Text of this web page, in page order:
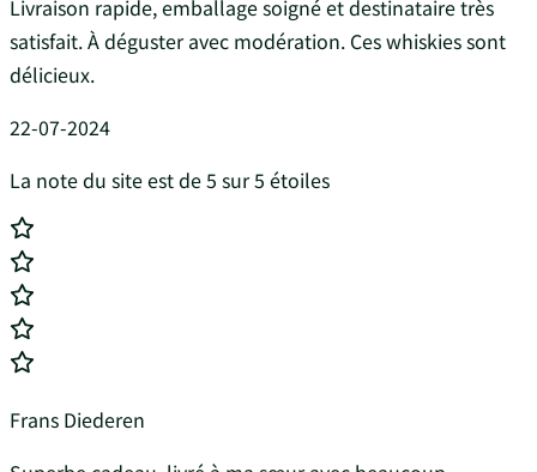
Livraison rapide, emballage soigné et destinataire très
satisfait. À déguster avec modération. Ces whiskies sont
délicieux.
22-07-2024
La note du site est de 5 sur 5 étoiles
Frans Diederen